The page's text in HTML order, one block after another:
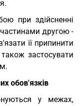
при здійсненні
частинами другою -
її припинити
застосувати
обов'язків
у межах,